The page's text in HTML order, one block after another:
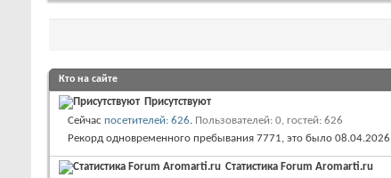
Кто на сайте
Присутствуют
Сейчас посетителей: 626. Пользователей: 0, гостей: 626
Рекорд одновременного пребывания 7771, это было 08.04.2026
Статистика Forum Aromarti.ru